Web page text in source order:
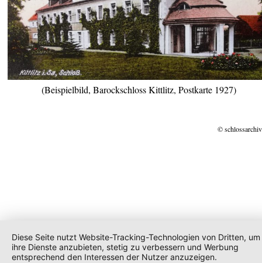
(Beispielbild, Barockschloss Kittlitz, Postkarte 1927)
©
Diese Seite nutzt Website-Tracking-Technologien von Dritten, um
ihre Dienste anzubieten, stetig zu verbessern und Werbung
entsprechend den Interessen der Nutzer anzuzeigen.